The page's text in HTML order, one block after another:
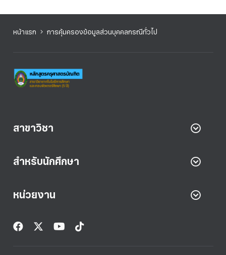
หน้าแรก การคุ้มครองข้อมูลส่วนบุคคลกรณีทั่วไป
สาขาวิชา
สำหรับนักศึกษา
หน่วยงาน